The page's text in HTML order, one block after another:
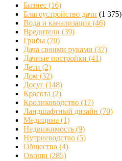
Бизнес (16)
Благоустройство дачи (1 375)
Вода и канализация (46)
Вредители (39)
Грибы (70)
Дача своими руками (37)
Дачные постройки (41)
Дети (2)
Дом (32)
Досуг (148)
Красота (2)
Кролиководство (17)
Ландшафтный дизайн (70)
Медицина (1)
Недвижимость (9)
Нутриеводство (5)
Общество (4)
Овощи (285)